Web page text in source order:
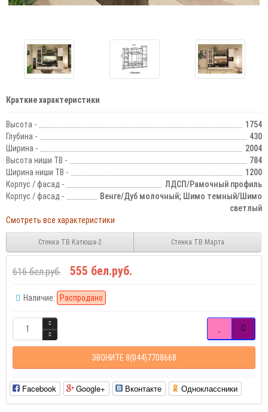
Краткие характеристики
Высота -
1754
Глубина -
430
Ширина -
2004
Высота ниши ТВ -
784
Ширина ниши ТВ -
1200
Корпус / фасад -
ЛДСП/Рамочный профиль
Корпус / фасад -
Венге/Дуб молочный; Шимо темный/Шимо
светлый
Смотреть все характеристики
Стенка ТВ Катюша-2 Стенка ТВ Марта
616 бел.руб. 555 бел.руб.
Наличие: Распродано
ЗВОНИТЕ 8(044)7708668
Facebook Google+ Вконтакте Одноклассники